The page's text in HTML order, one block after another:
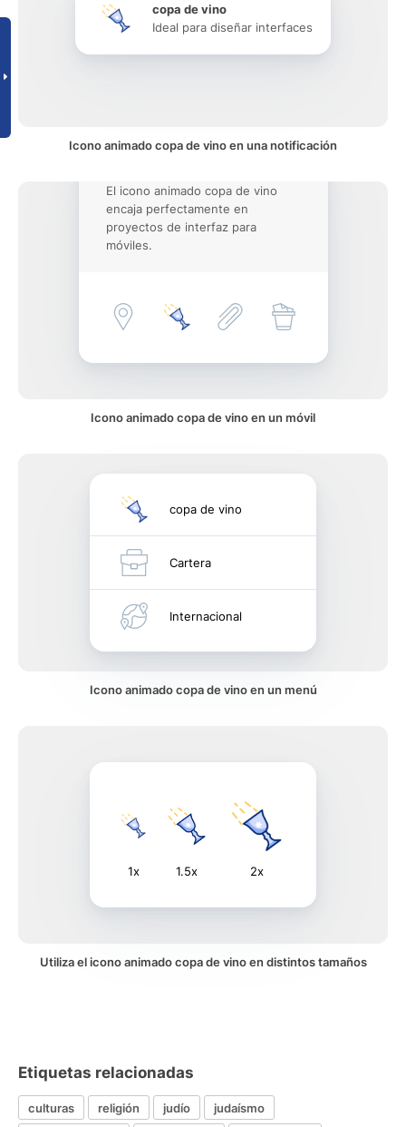
copa de vino
Ideal para diseñar interfaces
Icono animado copa de vino en una notificación
El icono animado copa de vino
encaja perfectamente en
proyectos de interfaz para
móviles.
Icono animado copa de vino en un móvil
copa de vino
Cartera
Internacional
Icono animado copa de vino en un menú
1x 1.5x 2x
Utiliza el icono animado copa de vino en distintos tamaños
Etiquetas relacionadas
culturas religión judío
judaísmo